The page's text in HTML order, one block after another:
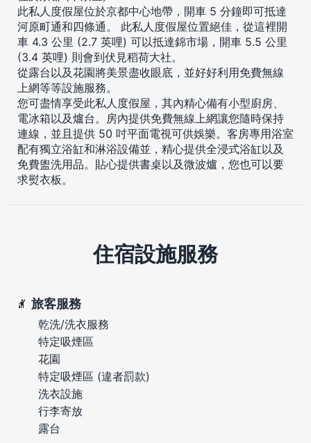
此私人度假屋位於京都中心地帶，開車 5 分鐘即可抵達
河原町通和四條通。 此私人度假屋位置絕佳，從這裡開
車 4.3 公里 (2.7 英哩) 可以抵達錦市場，開車 5.5 公里
(3.4 英哩) 則會到伏見稻荷大社。
從露台以及花園將美景盡收眼底，並好好利用免費無線
上網等等設施服務。
您可盡情享受此私人度假屋，其內精心備有小型廚房、
電冰箱以及爐台。房內提供免費無線上網讓您隨時保持
連線，並且提供 50 吋平面電視可供娛樂。客房專用浴室
配有獨立浴缸和淋浴設備並，精心提供全浸式浴缸以及
免費盥洗用品。貼心提供書桌以及微波爐，您也可以要
求熨衣板。
住宿設施服務
旅客服務
乾洗/洗衣服務
特定吸煙區
花園
特定吸煙區 (違者罰款)
洗衣設施
行李寄放
露台